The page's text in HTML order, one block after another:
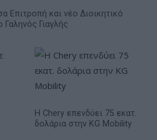
Επιτροπή και νέο Διοικητικό
Γιαγλής
Η Chery επενδύει 75 εκατ.
δολάρια στην KG Mobility